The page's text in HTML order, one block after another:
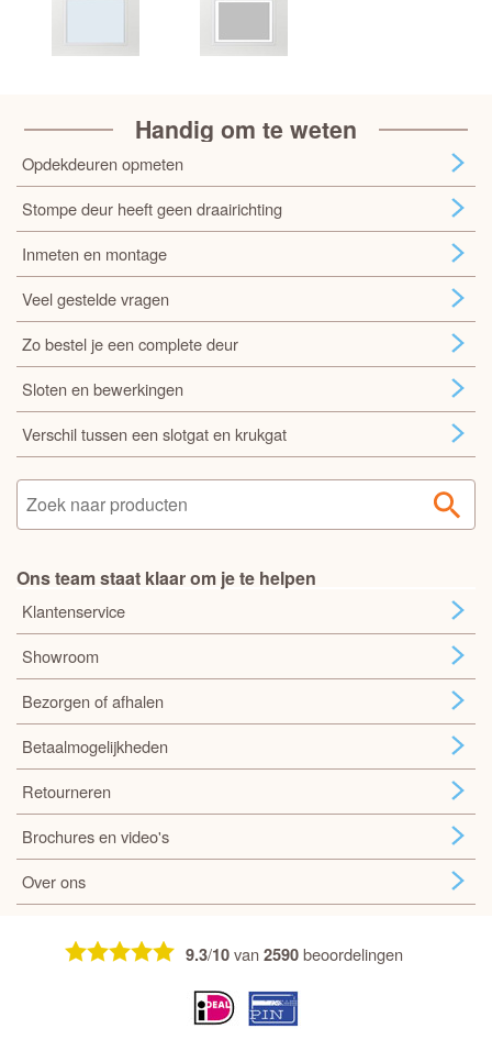
Handig om te weten
Opdekdeuren opmeten
Stompe deur heeft geen draairichting
Inmeten en montage
Veel gestelde vragen
Zo bestel je een complete deur
Sloten en bewerkingen
Verschil tussen een slotgat en krukgat
Ons team staat klaar om je te helpen
Klantenservice
Showroom
Bezorgen of afhalen
Betaalmogelijkheden
Retourneren
Brochures en video's
Over ons
9.3/10van2590beoordelingen